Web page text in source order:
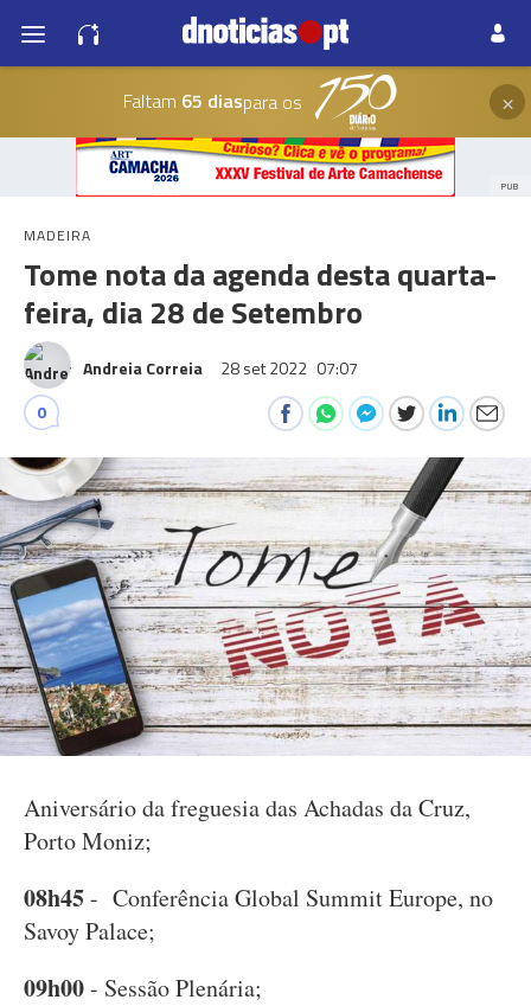
Faltam 65 diaspara os ×
PUB
MADEIRA
Tome nota da agenda desta quarta-
feira, dia 28 de Setembro
Andreia Correia 28 set 2022 07:07
0
Aniversário da freguesia das Achadas da Cruz,
Porto Moniz;
08h45- Conferência Global Summit Europe, no
Savoy Palace;
09h00- Sessão Plenária;